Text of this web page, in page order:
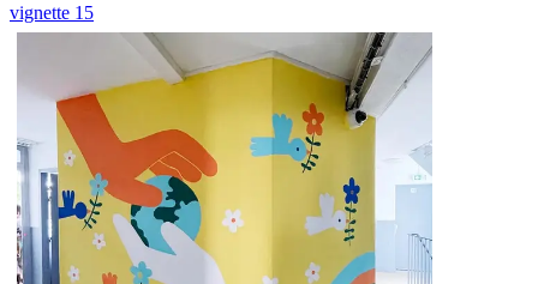
vignette 15